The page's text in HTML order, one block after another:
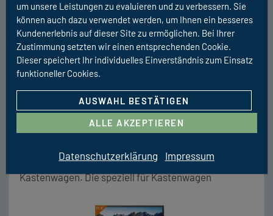
TERMIN VEREINBAREN
RÜCKRUF-SERVICE
Multimedia
Kastenwagen SAT-Anlage inkl. TV
Unterwegs im Urlaub nicht auf SAT-TV verzichten.
erfüllen diesen Wunsch hiermit explizit für deinen
Kastenwagen. Die speziell für Kastenwagen
renommierten deutschen Hersteller für Satanlagen,
um unsere Leistungen zu evaluieren und zu verbessern. Sie
können auch dazu verwendet werden, um Ihnen ein besseres
Kundenerlebnis auf dieser Site zu ermöglichen. Bei Ihrer
Zustimmung setzten wir einen entsprechenden Cookie.
Dieser speichert Ihr individuelles Einverständnis zum Einsatz
funktioneller Cookies.
AUSWAHL BESTÄTIGEN
ALLE AKZEPTIEREN
Datenschutzerklärung Impressum